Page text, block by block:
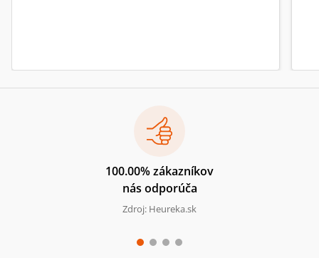
100.00% zákazníkov
nás odporúča
Zdroj: Heureka.sk